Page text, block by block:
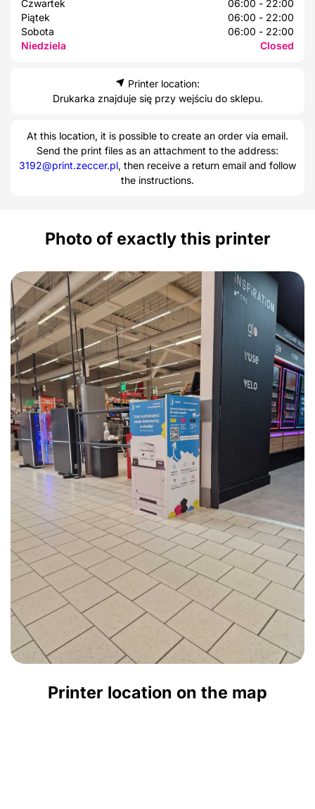
Czwartek
06:00 - 22:00
Piątek
06:00 - 22:00
Sobota
06:00 - 22:00
Niedziela
Closed
Printer location:
Drukarka znajduje się przy wejściu do sklepu.
At this location, it is possible to create an order via email.
Send the print files as an attachment to the address:
3192@print.zeccer.pl, then receive a return email and follow
the instructions.
Photo of exactly this printer
Printer location on the map